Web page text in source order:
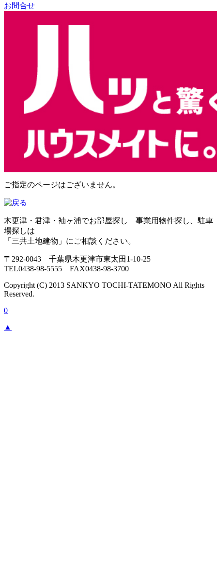
お問合せ
ご指定のページはございません。
木更津・君津・袖ヶ浦でお部屋探し 事業用物件探し、駐車
場探しは
「三共土地建物」にご相談ください。
〒292-0043 千葉県木更津市東太田1-10-25
TEL0438-98-5555 FAX0438-98-3700
Copyright (C) 2013 SANKYO TOCHI-TATEMONO All Rights
Reserved.
0
▲